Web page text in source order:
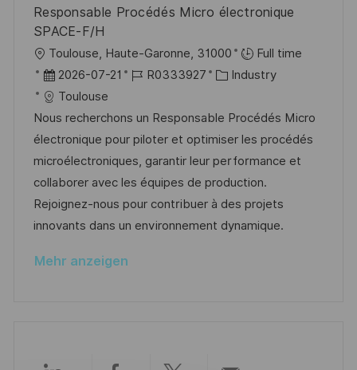
u
n
g
ö
e
n
h
n
Responsable Procédés Micro électronique
SPACE-F/H
O
r
t
Toulouse, Haute-Garonne, 31000
Full time
D
a
t
u
m
d
e
r
e
2026-07-21
J
b
-
I
D
R0333927
K
t
e
g
o
r
i
Industry
Toulouse
Nous recherchons un Responsable Procédés Micro
électronique pour piloter et optimiser les procédés
microélectroniques, garantir leur performance et
collaborer avec les équipes de production.
Rejoignez-nous pour contribuer à des projets
innovants dans un environnement dynamique.
Mehr anzeigen